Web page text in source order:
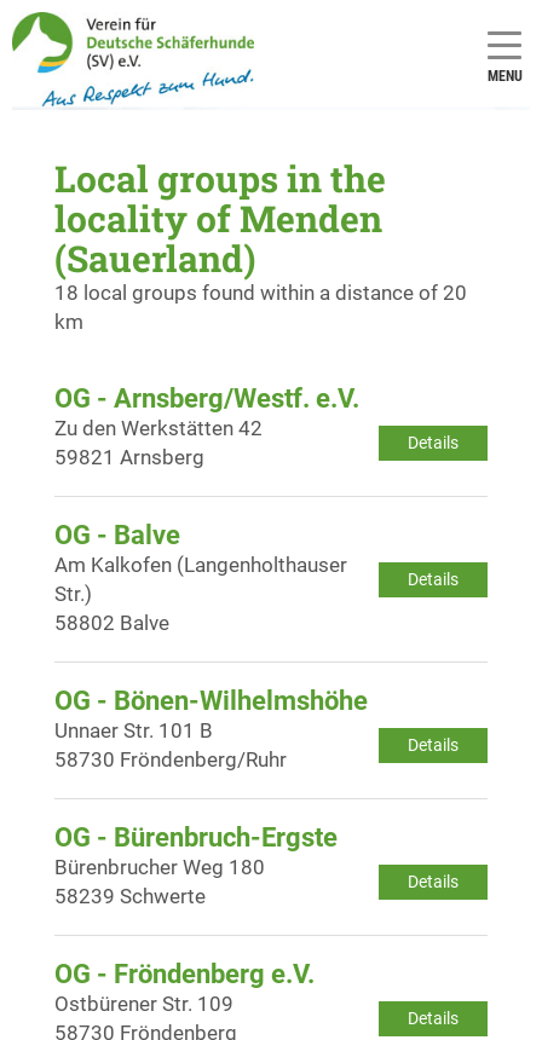
MENU
Local groups in the
locality of Menden
(Sauerland)
18 local groups found within a distance of 20
km
OG - Arnsberg/Westf. e.V.
Details
Zu den Werkstätten 42
59821 Arnsberg
OG - Balve
Details
Am Kalkofen (Langenholthauser
Str.)
58802 Balve
OG - Bönen-Wilhelmshöhe
Details
Unnaer Str. 101 B
58730 Fröndenberg/Ruhr
OG - Bürenbruch-Ergste
Details
Bürenbrucher Weg 180
58239 Schwerte
OG - Fröndenberg e.V.
Details
Ostbürener Str. 109
58730 Fröndenberg